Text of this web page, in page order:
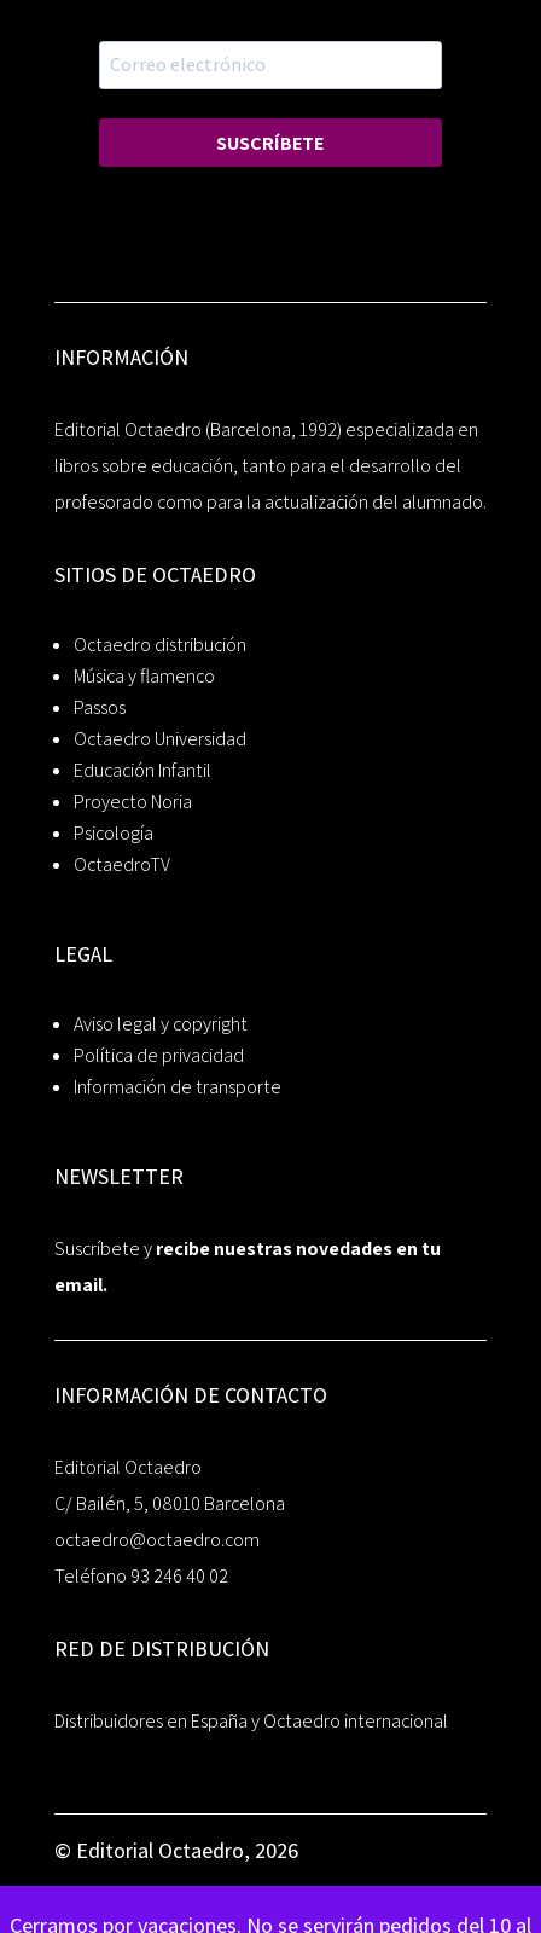
Cerramos por vacaciones. No se servirán pedidos del 10 al
SUSCRÍBETE
INFORMACIÓN
Editorial Octaedro (Barcelona, 1992) especializada en
libros sobre educación, tanto para el desarrollo del
profesorado como para la actualización del alumnado.
SITIOS DE OCTAEDRO
Octaedro distribución
Música y flamenco
Passos
Octaedro Universidad
Educación Infantil
Proyecto Noria
Psicología
OctaedroTV
LEGAL
Aviso legal y copyright
Política de privacidad
Información de transporte
NEWSLETTER
Suscríbete yrecibe nuestras novedades en tu
email.
INFORMACIÓN DE CONTACTO
Editorial Octaedro
C/ Bailén, 5, 08010 Barcelona
octaedro@octaedro.com
Teléfono 93 246 40 02
RED DE DISTRIBUCIÓN
Distribuidores en España y Octaedro internacional
© Editorial Octaedro, 2026